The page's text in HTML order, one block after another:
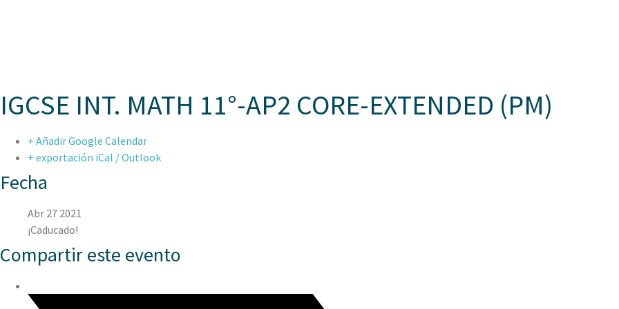
IGCSE INT. MATH 11°-AP2 CORE-EXTENDED (PM)
+ Añadir Google Calendar
+ exportación iCal / Outlook
Fecha
Abr 27 2021
¡Caducado!
Compartir este evento